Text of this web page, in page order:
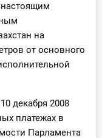
настоящим
на
от основного
декабря 2008
платежах в
Парламента